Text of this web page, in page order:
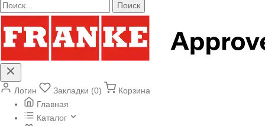
Поиск
Логин Закладки (0)
Корзина
Главная
Каталог